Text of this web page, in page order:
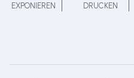
EXPONIEREN DRUCKEN